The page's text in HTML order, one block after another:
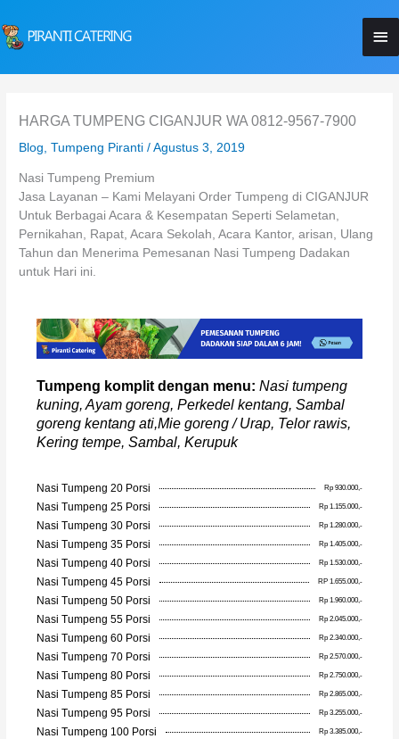
ke
konten
HARGA TUMPENG CIGANJUR WA 0812-9567-7900
Blog,Tumpeng Piranti /Agustus 3, 2019
Nasi Tumpeng Premium
Jasa Layanan – Kami Melayani Order Tumpeng di CIGANJUR
Untuk Berbagai Acara & Kesempatan Seperti Selametan,
Pernikahan, Rapat, Acara Sekolah, Acara Kantor, arisan, Ulang
Tahun dan Menerima Pemesanan Nasi Tumpeng Dadakan
untuk Hari ini.
Tumpeng komplit dengan menu: Nasi tumpeng
kuning, Ayam goreng, Perkedel kentang, Sambal
goreng kentang ati,Mie goreng / Urap, Telor rawis,
Kering tempe, Sambal, Kerupuk
Nasi Tumpeng 20 Porsi Rp 930.000,-
Nasi Tumpeng 25 Porsi Rp 1.155.000,-
Nasi Tumpeng 30 Porsi Rp 1.280.000,-
Nasi Tumpeng 35 Porsi Rp 1.405.000,-
Nasi Tumpeng 40 Porsi Rp 1.530.000,-
Nasi Tumpeng 45 Porsi RP 1.655.000,-
Nasi Tumpeng 50 Porsi Rp 1.960.000,-
Nasi Tumpeng 55 Porsi Rp 2.045.000,-
Nasi Tumpeng 60 Porsi Rp 2.340.000,-
Nasi Tumpeng 70 Porsi Rp 2.570.000,-
Nasi Tumpeng 80 Porsi Rp 2.750.000,-
Nasi Tumpeng 85 Porsi Rp 2.865.000,-
Nasi Tumpeng 95 Porsi Rp 3.255.000,-
Nasi Tumpeng 100 Porsi Rp 3.385.000,-